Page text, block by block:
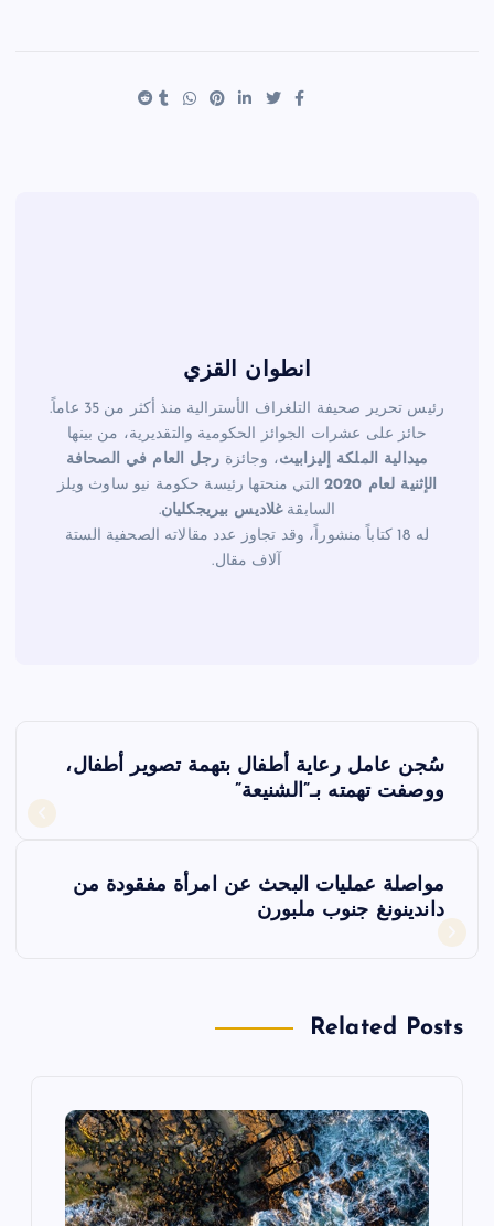
انطوان القزي
رئيس تحرير صحيفة التلغراف الأسترالية منذ أكثر من 35 عاماً.
حائز على عشرات الجوائز الحكومية والتقديرية، من بينها
ميدالية الملكة إليزابيث، وجائزة رجل العام في الصحافة
الإثنية لعام 2020
التي منحتها رئيسة حكومة نيو ساوث ويلز
السابقةغلاديس بيريجكليان.
له 18 كتاباً منشوراً، وقد تجاوز عدد مقالاته الصحفية الستة
آلاف مقال.
ص
ح
سُجن عامل رعاية أطفال بتهمة تصوير أطفال،
ووصفت تهمته بـ”الشنيعة”
مواصلة عمليات البحث عن امرأة مفقودة من
داندينونغ جنوب ملبورن
Related Posts